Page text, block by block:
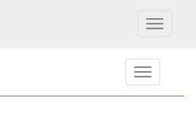
Toggle